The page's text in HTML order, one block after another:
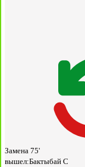
Замена 75'
вышел:Бактыбай С